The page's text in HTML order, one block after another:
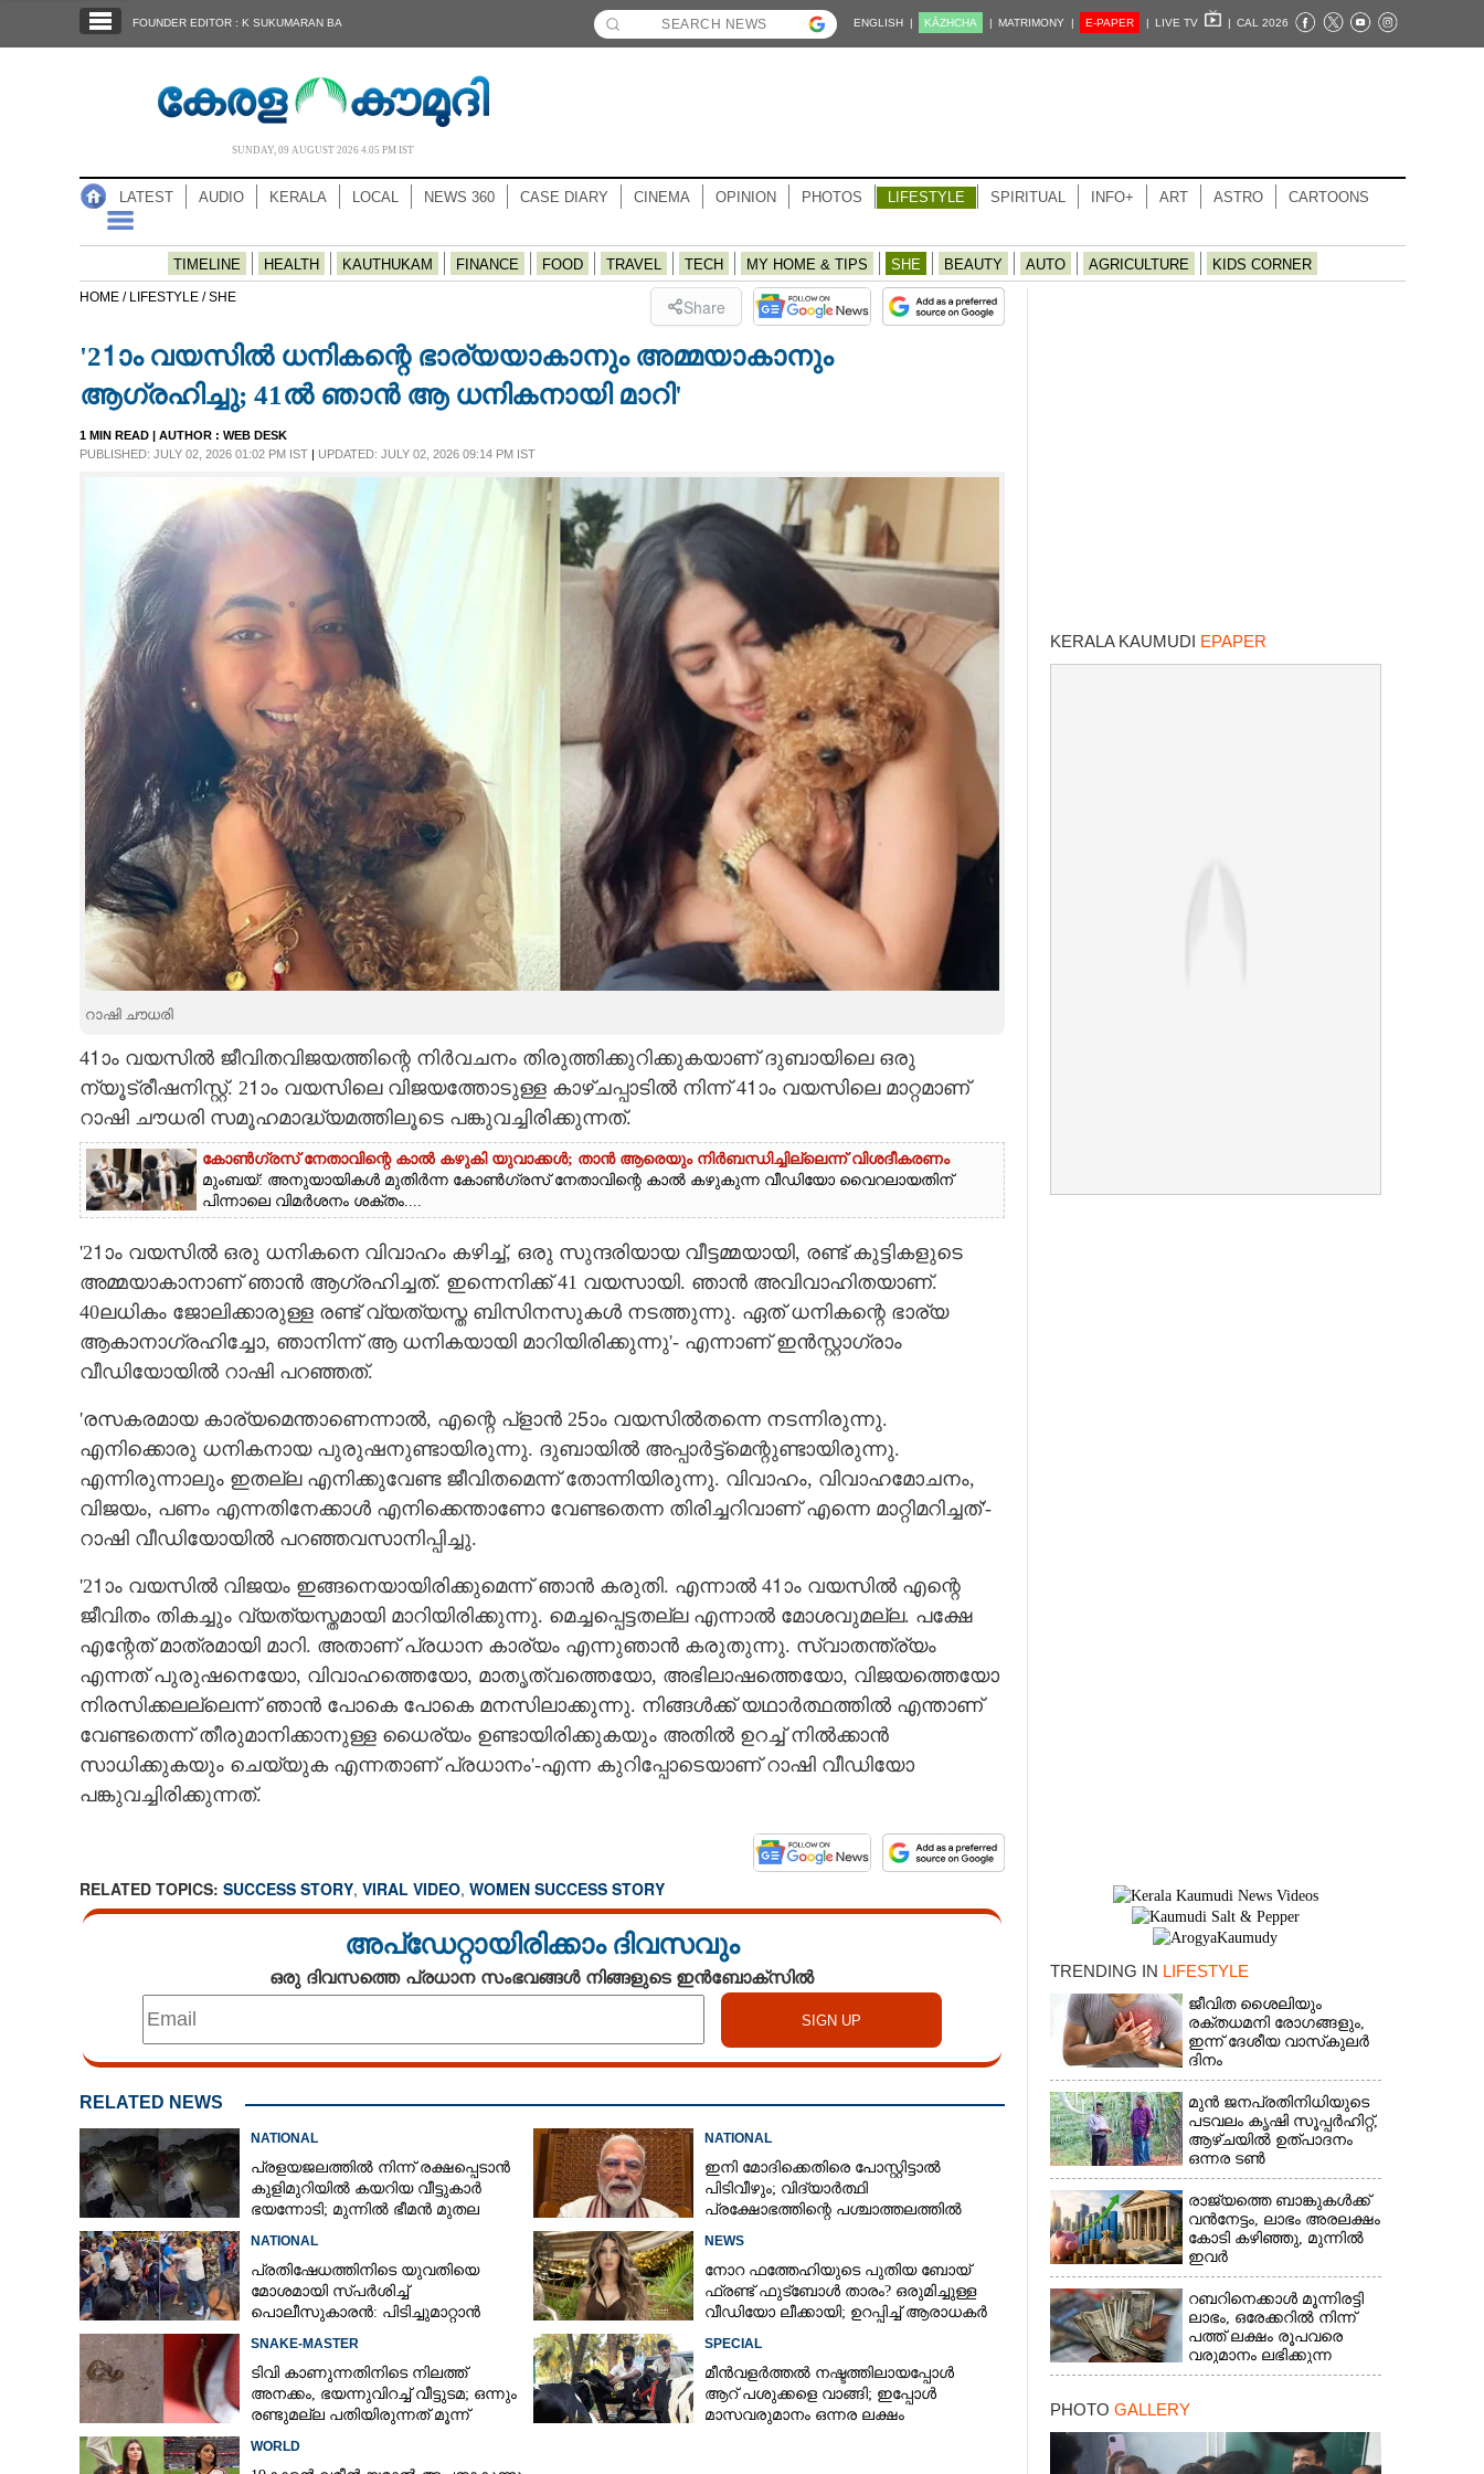
NOTIFIED NEWS
NEWS 360
CASE DIARY
LIFESTYLE
SPIRITUAL
LITERATURE
CONTACT US
FOUNDER EDITOR : K SUKUMARAN BA ENGLISH | KĀZHCHA | MATRIMONY | E-PAPER | LIVE TV | CAL 2026
SUNDAY, 09 AUGUST 2026 4.05 PM IST
LATEST AUDIO KERALA LOCAL NEWS 360 CASE DIARY CINEMA OPINION PHOTOS LIFESTYLE SPIRITUAL INFO+ ART ASTRO CARTOONS
TIMELINE HEALTH KAUTHUKAM FINANCE FOOD TRAVEL TECH MY HOME & TIPS SHE BEAUTY AUTO AGRICULTURE KIDS CORNER
HOME / LIFESTYLE /SHE Share
'21ാം വയസിൽ ധനികന്റെ ഭാര്യയാകാനും അമ്മയാകാനും
ആഗ്രഹിച്ചു; 41ൽ ഞാൻ ആ ധനികനായി മാറി'
1 MIN READ | AUTHOR : WEB DESK
PUBLISHED: JULY 02, 2026 01:02 PM IST| UPDATED: JULY 02, 2026 09:14 PM IST
റാഷി ചൗധരി
41ാം വയസിൽ ജീവിതവിജയത്തിന്റെ നിർവചനം തിരുത്തിക്കുറിക്കുകയാണ് ദുബായിലെ ഒരു
ന്യൂട്രീഷനിസ്റ്റ്. 21ാം വയസിലെ വിജയത്തോടുള്ള കാഴ്‌ചപ്പാടിൽ നിന്ന് 41ാം വയസിലെ മാറ്റമാണ്
റാഷി ചൗധരി സമൂഹമാദ്ധ്യമത്തിലൂടെ പങ്കുവച്ചിരിക്കുന്നത്.
കോൺഗ്രസ് നേതാവിന്റെ കാൽ കഴുകി യുവാക്കൾ; താൻ ആരെയും നിർബന്ധിച്ചില്ലെന്ന് വിശദീകരണം
മുംബയ്: അനുയായികൾ മുതി‌ർന്ന കോൺഗ്രസ് നേതാവിന്റെ കാൽ കഴുകുന്ന വീഡിയോ വൈറലായതിന്
പിന്നാലെ വിമർശനം ശക്തം....
'21ാം വയസിൽ ഒരു ധനികനെ വിവാഹം കഴിച്ച്, ഒരു സുന്ദരിയായ വീട്ടമ്മയായി, രണ്ട് കുട്ടികളുടെ
അമ്മയാകാനാണ് ഞാൻ ആഗ്രഹിച്ചത്. ഇന്നെനിക്ക് 41 വയസായി. ഞാൻ അവിവാഹിതയാണ്.
40ലധികം ജോലിക്കാരുള്ള രണ്ട് വ്യത്യസ്ത ബിസിനസുകൾ നടത്തുന്നു. ഏത് ധനികന്റെ ഭാര്യ
ആകാനാഗ്രഹിച്ചോ, ഞാനിന്ന് ആ ധനികയായി മാറിയിരിക്കുന്നു'- എന്നാണ് ഇൻസ്റ്റാഗ്രാം
വീഡിയോയിൽ റാഷി പറഞ്ഞത്.
'രസകരമായ കാര്യമെന്താണെന്നാൽ,​ എന്റെ പ്ളാൻ 25ാം വയസിൽതന്നെ നടന്നിരുന്നു.
എനിക്കൊരു ധനികനായ പുരുഷനുണ്ടായിരുന്നു. ദുബായിൽ അപ്പാർട്ട്‌മെന്റുണ്ടായിരുന്നു.
എന്നിരുന്നാലും ഇതല്ല എനിക്കുവേണ്ട ജീവിതമെന്ന് തോന്നിയിരുന്നു. വിവാഹം,​ വിവാഹമോചനം,​
വിജയം,​ പണം എന്നതിനേക്കാൾ എനിക്കെന്താണോ വേണ്ടതെന്ന തിരിച്ചറിവാണ് എന്നെ മാറ്റിമറിച്ചത്'-
റാഷി വീഡിയോയിൽ പറഞ്ഞവസാനിപ്പിച്ചു.
'21ാം വയസിൽ വിജയം ഇങ്ങനെയായിരിക്കുമെന്ന് ഞാൻ കരുതി. എന്നാൽ 41ാം വയസിൽ എന്റെ
ജീവിതം തികച്ചും വ്യത്യസ്തമായി മാറിയിരിക്കുന്നു. മെച്ചപ്പെട്ടതല്ല എന്നാൽ മോശവുമല്ല. പക്ഷേ
എന്റേത് മാത്രമായി മാറി. അതാണ് പ്രധാന കാര്യം എന്നുഞാൻ കരുതുന്നു. സ്വാതന്ത്ര്യം
എന്നത് പുരുഷനെയോ, വിവാഹത്തെയോ, മാതൃത്വത്തെയോ, അഭിലാഷത്തെയോ, വിജയത്തെയോ
നിരസിക്കലല്ലെന്ന് ഞാൻ പോകെ പോകെ മനസിലാക്കുന്നു. നിങ്ങൾക്ക് യഥാർത്ഥത്തിൽ എന്താണ്
വേണ്ടതെന്ന് തീരുമാനിക്കാനുള്ള ധൈര്യം ഉണ്ടായിരിക്കുകയും അതിൽ ഉറച്ച് നിൽക്കാൻ
സാധിക്കുകയും ചെയ്യുക എന്നതാണ് പ്രധാനം'-എന്ന കുറിപ്പോടെയാണ് റാഷി വീഡിയോ
പങ്കുവച്ചിരിക്കുന്നത്.
RELATED TOPICS: SUCCESS STORY, VIRAL VIDEO, WOMEN SUCCESS STORY
അപ്ഡേറ്റായിരിക്കാം ദിവസവും
ഒരു ദിവസത്തെ പ്രധാന സംഭവങ്ങൾ നിങ്ങളുടെ ഇൻബോക്സിൽ
RELATED NEWS
NATIONAL
പ്രളയജലത്തിൽ നിന്ന് രക്ഷപ്പെടാൻ
കുളിമുറിയിൽ കയറിയ വീട്ടുകാർ
ഭയന്നോടി; മുന്നിൽ ഭീമൻ മുതല
NATIONAL
ഇനി മോദിക്കെതിരെ പോസ്റ്റിട്ടാൽ
പിടിവീഴും; വിദ്യാർത്ഥി
പ്രക്ഷോഭത്തിന്റെ പശ്ചാത്തലത്തിൽ
NATIONAL
പ്രതിഷേധത്തിനിടെ യുവതിയെ
മോശമായി സ്‌പർശിച്ച്
പൊലീസുകാരൻ: പിടിച്ചുമാറ്റാൻ
NEWS
നോറ ഫത്തേഹിയുടെ പുതിയ ബോയ്
ഫ്രണ്ട് ഫുട്‌ബോൾ താരം? ഒരുമിച്ചുള്ള
വീഡിയോ ലീക്കായി; ഉറപ്പിച്ച് ആരാധകർ
SNAKE-MASTER
ടിവി കാണുന്നതിനിടെ നിലത്ത്
അനക്കം, ഭയന്നുവിറച്ച് വീട്ടുടമ; ഒന്നും
രണ്ടുമല്ല പതിയിരുന്നത് മൂന്ന്
SPECIAL
മീന്‍വളര്‍ത്തല്‍ നഷ്ടത്തിലായപ്പോള്‍
ആറ് പശുക്കളെ വാങ്ങി; ഇപ്പോള്‍
മാസവരുമാനം ഒന്നര ലക്ഷം
WORLD
KERALA KAUMUDI EPAPER
TRENDING IN LIFESTYLE
ജീവിത ശൈലിയും
രക്തധമനി രോഗങ്ങളും,
ഇന്ന് ദേശീയ വാസ്‌കുലര്‍
ദിനം
മുൻ ജനപ്രതിനിധിയുടെ
പടവലം കൃഷി സൂപ്പർഹിറ്റ്,​
ആഴ്ചയിൽ ഉത്പാദനം
ഒന്നര ടൺ
രാജ്യത്തെ ബാങ്കുകൾക്ക്
വൻനേട്ടം,​ ലാഭം അരലക്ഷം
കോടി കഴിഞ്ഞു,​ മുന്നിൽ
ഇവർ
റബറിനെക്കാൾ മൂന്നിരട്ടി
ലാഭം,​ ഒരേക്കറിൽ നിന്ന്
പത്ത് ലക്ഷം രൂപവരെ
വരുമാനം ലഭിക്കുന്ന
കൃഷിക്ക് ഡിമാൻഡേറുന്നു
PHOTO GALLERY
അമ്മയാകാനും ആഗ്രഹിച്ചു; 41ൽ ഞാൻ